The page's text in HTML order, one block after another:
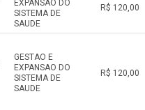
EXPANSAO DO
SISTEMA DE
SAUDE
R$ 120,00
GESTAO E
EXPANSAO DO
SISTEMA DE
SAUDE
R$ 120,00